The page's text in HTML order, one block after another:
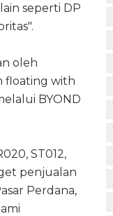
seperti DP
oleh
floating with
BYOND
ST012,
penjualan
Perdana,